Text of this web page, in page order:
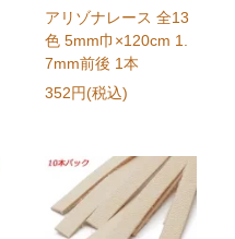
アリゾナレース 全13
色 5mm巾×120cm 1.
7mm前後 1本
352円(税込)